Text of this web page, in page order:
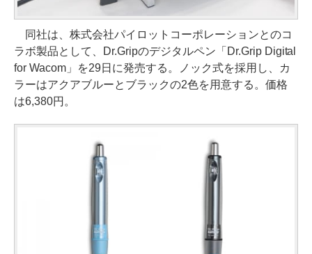
同社は、株式会社パイロットコーポレーションとのコ
ラボ製品として、Dr.Gripのデジタルペン「Dr.Grip Digital
for Wacom」を29日に発売する。ノック式を採用し、カ
ラーはアクアブルーとブラックの2色を用意する。価格
は6,380円。